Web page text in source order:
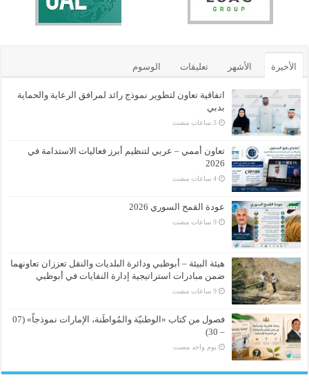
الأخيرة الأشهر تعليقات الوسوم
اتفاقية تعاون لتطوير نموذج رائد لمرافق الرعاية والحماية
بدبي
تعاون أممي – عربي لتنظيم أبرز فعاليات الاستدامة في
2026
عودة القمح السوري 2026
هيئة البيئة – أبوظبي ودائرة البلديات والنقل تعززان تعاونهما
ضمن مبادرات استراتيجية إدارة النفايات في أبوظبي
فصول من كتاب «الوطنيّة والمُواطَنة، الإمارات نموذجاً» (07
– 30)
‏يوم واحد مضت